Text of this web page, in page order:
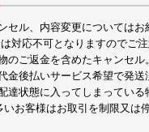
セル、内容変更についてはお
対応不可となりますのでご注
のご返金を含めたキャンセル。
金後払いサービス希望で発送
達状態に入ってしまっている
お客様はお取引を制限又は